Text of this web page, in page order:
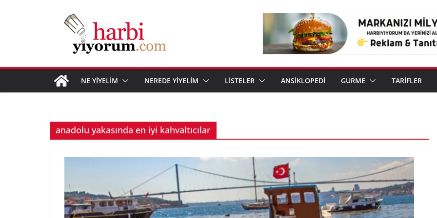
NE YİYELİM NEREDE YİYELİM LİSTELER ANSİKLOPEDİ GURME TARİFLER
anadolu yakasında en iyi kahvaltıcılar